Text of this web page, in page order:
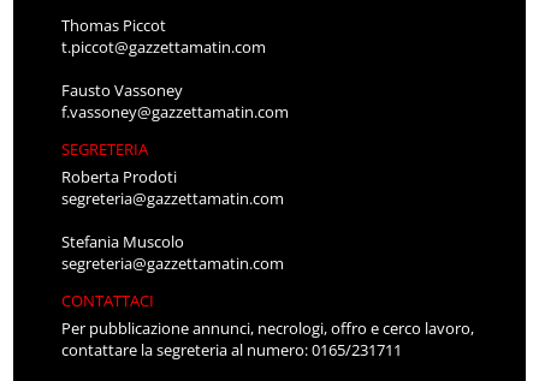
Thomas Piccot
t.piccot@gazzettamatin.com
Fausto Vassoney
f.vassoney@gazzettamatin.com
SEGRETERIA
Roberta Prodoti
segreteria@gazzettamatin.com
Stefania Muscolo
segreteria@gazzettamatin.com
CONTATTACI
Per pubblicazione annunci, necrologi, offro e cerco lavoro,
contattare la segreteria al numero: 0165/231711